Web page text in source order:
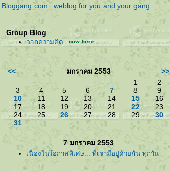
Bloggang.com : weblog for you and your gang
Group Blog
จากความคิด
<< มกราคม 2553
>>
1
2
3
4 5 6 7 8
9
10
11 12 13 14 15
16
17
18 19 20 21 22
23
24
25 26 27 28 29
30
31
7 มกราคม 2553
เนื่องในโอกาสพิเศษ... ที่เรามีอยู่ด้วยกัน ทุกวัน